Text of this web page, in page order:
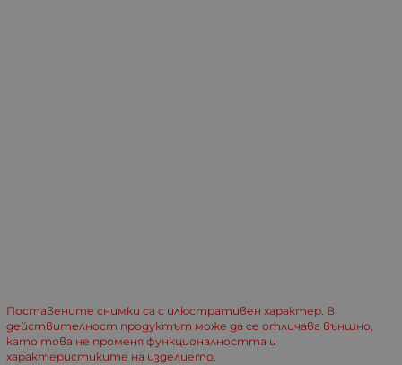
Поставените снимки са с илюстративен характер. В
действителност продуктът може да се отличава външно,
като това не променя функционалността и
характеристиките на изделието.